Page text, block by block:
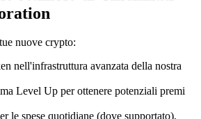
nuove crypto:
nell'infrastruttura avanzata della nostra
Level Up per ottenere potenziali premi
le spese quotidiane (dove supportato).